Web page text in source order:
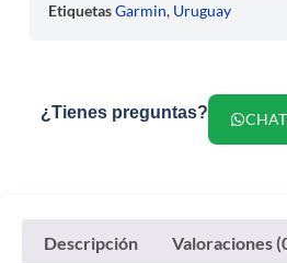
EtiquetasGarmin, Uruguay
¿Tienes preguntas?
Descripción Valoraciones